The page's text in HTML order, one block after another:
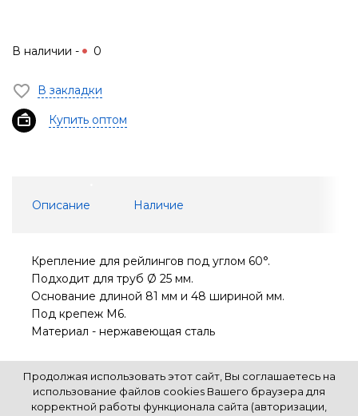
В наличии - 0
В закладки
Купить оптом
Описание Наличие
Крепление для рейлингов под углом 60°.
Подходит для труб Ø 25 мм.
Основание длиной 81 мм и 48 шириной мм.
Под крепеж М6.
Материал - нержавеющая сталь
Продолжая использовать этот сайт, Вы соглашаетесь на
использование файлов cookies Вашего браузера для
корректной работы функционала сайта (авторизации,